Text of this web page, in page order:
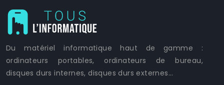
Du matériel informatique haut de gamme :
ordinateurs portables, ordinateurs de bureau,
disques durs internes, disques durs externes…